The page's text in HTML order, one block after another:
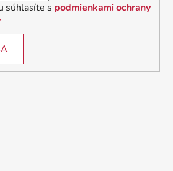
súhlasíte s podmienkami ochrany